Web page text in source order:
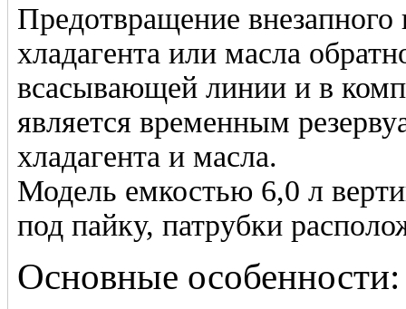
Предотвращение внезапного
хладагента или масла
всасывающей линии и в
является временным
хладагента и масла.
Модель емкостью 6,0 л
под пайку, патрубки
Основные особенности: